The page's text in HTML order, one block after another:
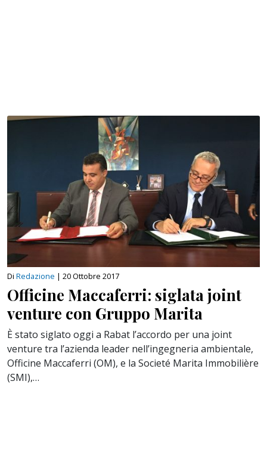
Di Redazione | 20 Ottobre 2017
Officine Maccaferri: siglata joint
venture con Gruppo Marita
È stato siglato oggi a Rabat l’accordo per una joint
venture tra l’azienda leader nell’ingegneria ambientale,
Officine Maccaferri (OM), e la Societé Marita Immobilière
(SMI),…